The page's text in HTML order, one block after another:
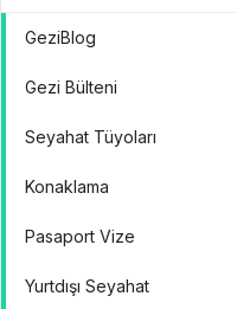
GeziBlog
Gezi Bülteni
Seyahat Tüyoları
Konaklama
Pasaport Vize
Yurtdışı Seyahat